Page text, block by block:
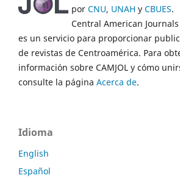
por CNU, UNAH y CBUES.
Central American Journals
es un servicio para proporcionar
de revistas de Centroamérica. Para
información sobre CAMJOL y cómo
consulte la página Acerca de.
Idioma
English
Español